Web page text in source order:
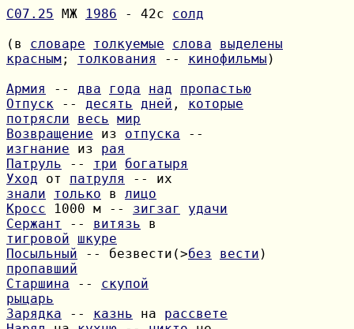
С07.25 МЖ 1986 - 42с солд
(в словаре толкуемые слова
выделены
красным; толкования -- кинофильмы )
Армия
-- два года над
пропастью
Отпуск -- десять дней , которые
потрясли
весь мир
Возвращение из отпуска
изгнание из рая
Патруль -- три
богатыря
Уход от патруля
знали
только в лицо
Кросс 1000 м -- зигзаг
удачи
Сержант
-- витязь
тигровой
шкуре
Посыльный -- безвести(>без вести
пропавший
Старшина -- скупой
рыцарь
Зарядка -- казнь на рассвете